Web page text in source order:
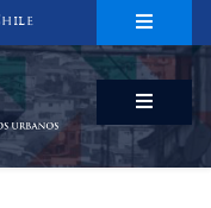
Y ESTUDIOS URBANOS